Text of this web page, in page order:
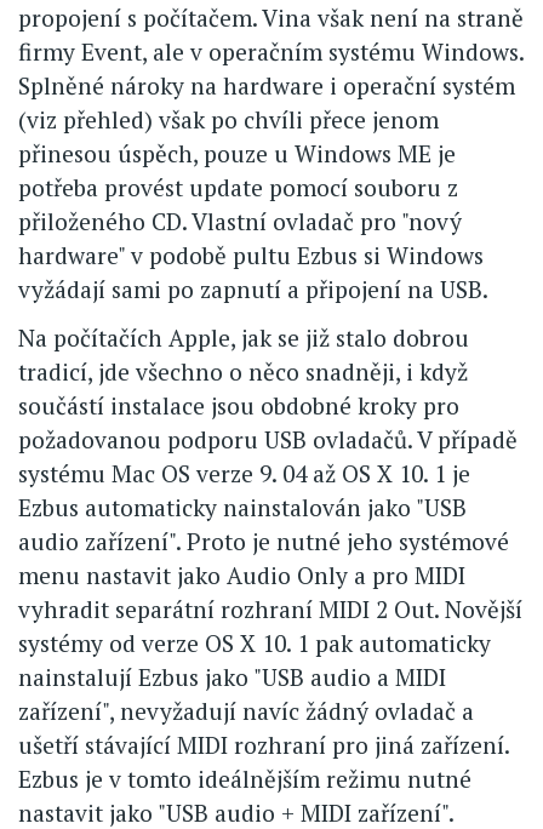
propojení s počítačem. Vina však není na straně
firmy Event, ale v operačním systému Windows.
Splněné nároky na hardware i operační systém
(viz přehled) však po chvíli přece jenom
přinesou úspěch, pouze u Windows ME je
potřeba provést update pomocí souboru z
přiloženého CD. Vlastní ovladač pro "nový
hardware" v podobě pultu Ezbus si Windows
vyžádají sami po zapnutí a připojení na USB.
Na počítačích Apple, jak se již stalo dobrou
tradicí, jde všechno o něco snadněji, i když
součástí instalace jsou obdobné kroky pro
požadovanou podporu USB ovladačů. V případě
systému Mac OS verze 9. 04 až OS X 10. 1 je
Ezbus automaticky nainstalován jako "USB
audio zařízení". Proto je nutné jeho systémové
menu nastavit jako Audio Only a pro MIDI
vyhradit separátní rozhraní MIDI 2 Out. Novější
systémy od verze OS X 10. 1 pak automaticky
nainstalují Ezbus jako "USB audio a MIDI
zařízení", nevyžadují navíc žádný ovladač a
ušetří stávající MIDI rozhraní pro jiná zařízení.
Ezbus je v tomto ideálnějším režimu nutné
nastavit jako "USB audio + MIDI zařízení".